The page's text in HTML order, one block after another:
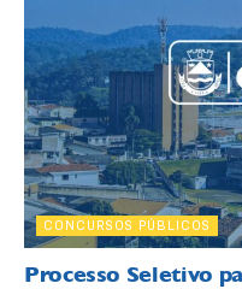
CONCURSOS PÚBLICOS
Processo Seletivo